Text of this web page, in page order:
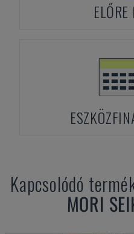
Kapcsolódó
MORI